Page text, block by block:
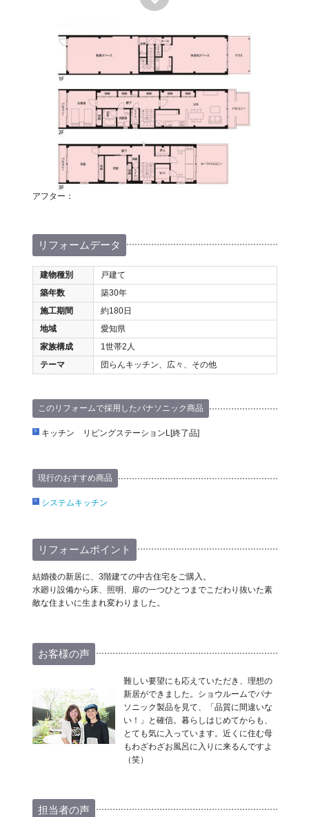
アフター：
リフォームデータ
建物種別
戸建て
築年数
築30年
施工期間
約180日
地域
愛知県
家族構成
1世帯2人
テーマ
団らんキッチン、広々、その他
このリフォームで採用したパナソニック商品
キッチン リビングステーションL[終了品]
現行のおすすめ商品
システムキッチン
リフォームポイント
結婚後の新居に、3階建ての中古住宅をご購入。
水廻り設備から床、照明、扉の一つひとつまでこだわり抜いた素
敵な住まいに生まれ変わりました。
お客様の声
難しい要望にも応えていただき、理想の
新居ができました。ショウルームでパナ
ソニック製品を見て、「品質に間違いな
い！」と確信。暮らしはじめてからも、
とても気に入っています。近くに住む母
もわざわざお風呂に入りに来るんですよ
（笑）
担当者の声